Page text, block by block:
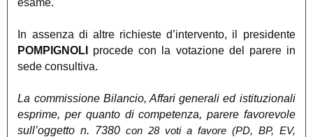
esame.
In assenza di altre richieste d’intervento, il presidente
POMPIGNOLI procede con la votazione del parere in
sede consultiva.
La commissione Bilancio, Affari generali ed istituzionali
esprime, per quanto di competenza, parere favorevole
sull’oggetto n. 7380con 28 voti a favore (PD, BP, EV,